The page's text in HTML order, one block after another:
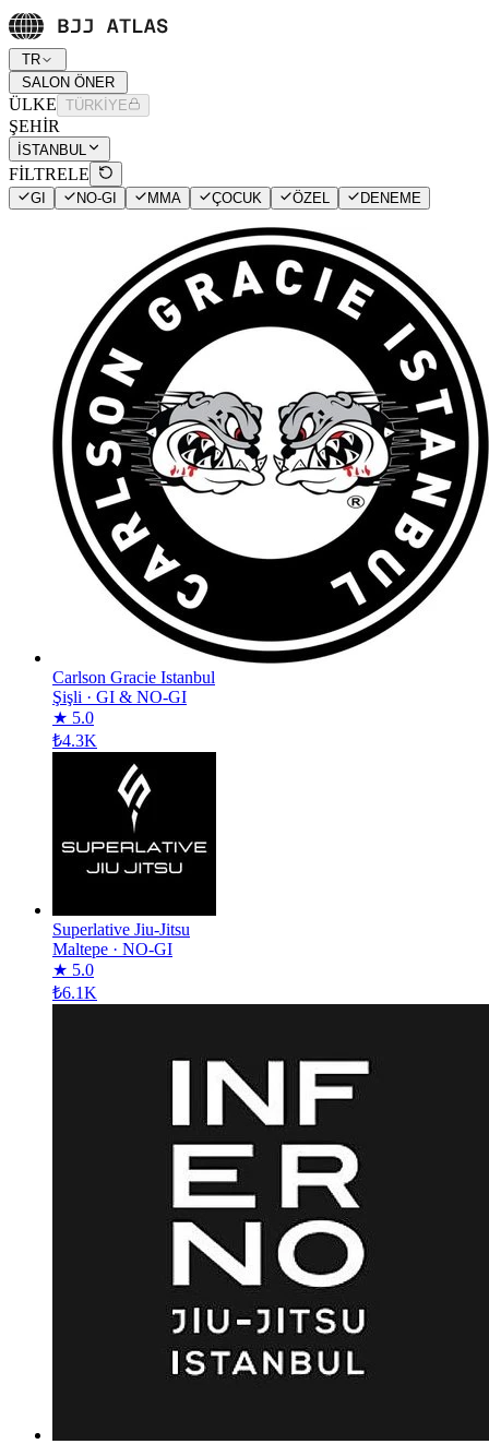
TR
SALON ÖNER
ÜLKE TÜRKİYE
ŞEHİR
İSTANBUL
FİLTRELE
GI NO-GI MMA ÇOCUK ÖZEL DENEME
Carlson Gracie Istanbul
Şişli · GI & NO-GI
★ 5.0
₺4.3K
Superlative Jiu-Jitsu
Maltepe · NO-GI
★ 5.0
₺6.1K